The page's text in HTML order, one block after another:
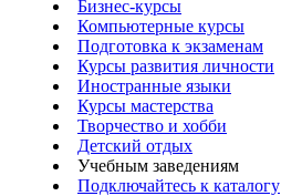
Бизнес-курсы
Компьютерные курсы
Подготовка к экзаменам
Курсы развития личности
Иностранные языки
Курсы мастерства
Творчество и хобби
Детский отдых
Учебным заведениям
Подключайтесь к каталогу